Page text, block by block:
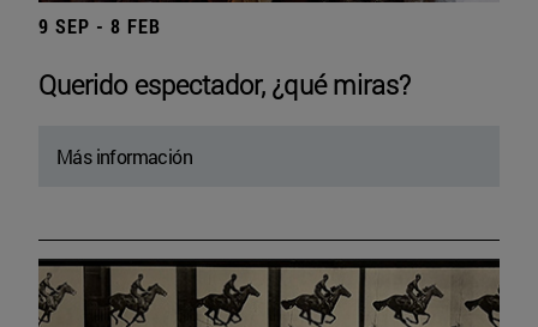
9 SEP - 8 FEB
Querido espectador, ¿qué miras?
Más información